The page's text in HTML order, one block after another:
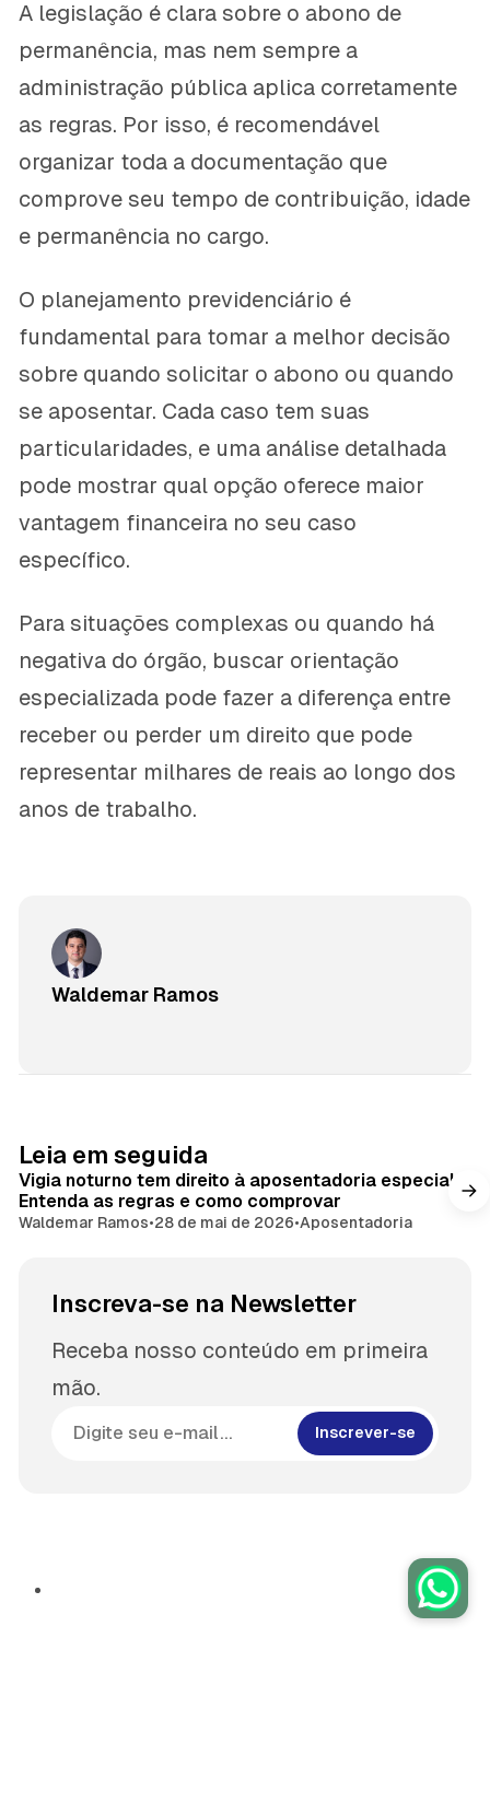
A legislação é clara sobre o abono de
permanência, mas nem sempre a
administração pública aplica corretamente
as regras. Por isso, é recomendável
organizar toda a documentação que
comprove seu tempo de contribuição, idade
e permanência no cargo.
O planejamento previdenciário é
fundamental para tomar a melhor decisão
sobre quando solicitar o abono ou quando
se aposentar. Cada caso tem suas
particularidades, e uma análise detalhada
pode mostrar qual opção oferece maior
vantagem financeira no seu caso
específico.
Para situações complexas ou quando há
negativa do órgão, buscar orientação
especializada pode fazer a diferença entre
receber ou perder um direito que pode
representar milhares de reais ao longo dos
anos de trabalho.
Waldemar Ramos
Leia em seguida
Vigia noturno tem direito à aposentadoria especial?
Entenda as regras e como comprovar
Waldemar Ramos•28 de mai de 2026•Aposentadoria
Inscreva-se na Newsletter
Receba nosso conteúdo em primeira
mão.
Inscrever-se